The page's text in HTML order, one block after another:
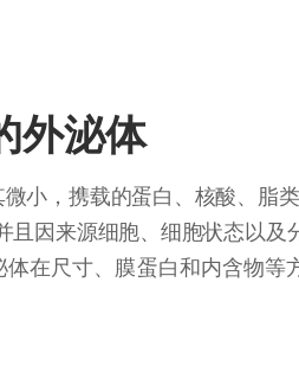
外泌体
小，携载的蛋白、核酸、脂
且因来源细胞、细胞状态以及
在尺寸、膜蛋白和内含物等